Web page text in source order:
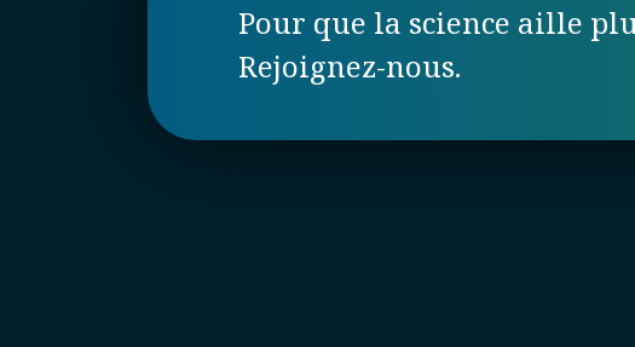
Pour que la science aille
Rejoignez-nous.